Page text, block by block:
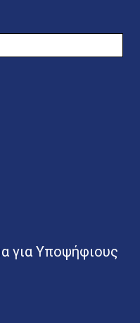
για Υποψήφιους